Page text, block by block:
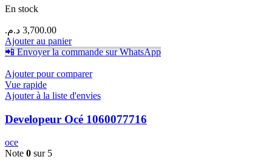
En stock
3,700.00 د.م.
Ajouter au panier
📲 Envoyer la commande sur WhatsApp
Ajouter pour comparer
Vue rapide
Ajouter à la liste d'envies
Developeur Océ 1060077716
oce
Note 0 sur 5